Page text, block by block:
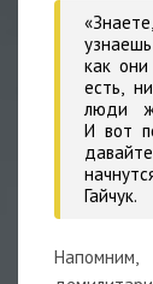
как
есть,
люди
И вот
Гайчук.